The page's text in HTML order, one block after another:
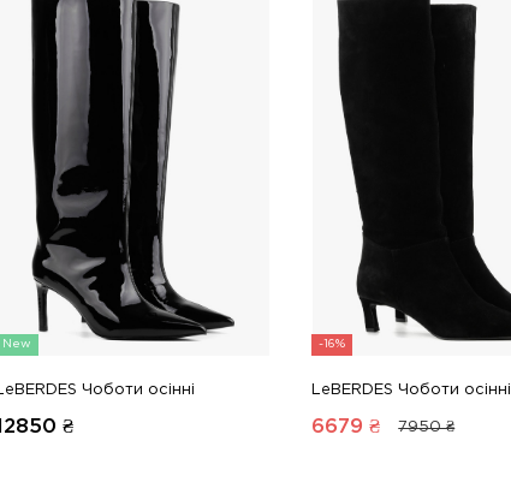
New
Чоботи осінні
₴
-16%
LeBERDES Чоботи осінні
6679 ₴ 7950 ₴